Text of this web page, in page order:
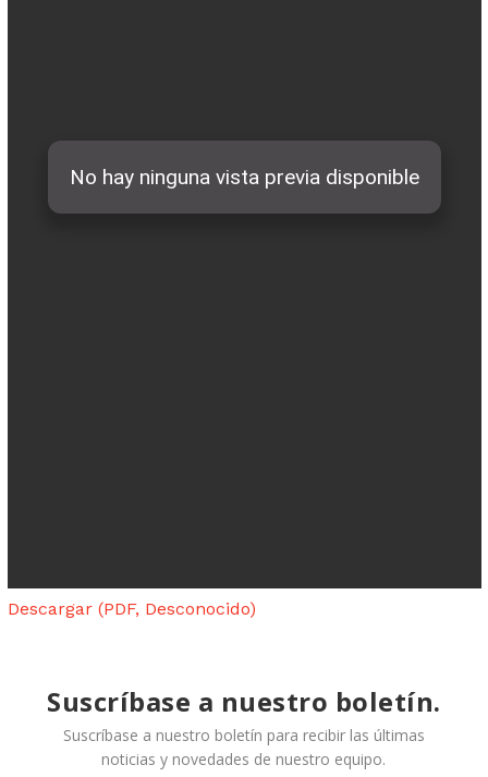
Descargar (PDF, Desconocido)
Suscríbase a nuestro boletín.
Suscríbase a nuestro boletín para recibir las últimas
noticias y novedades de nuestro equipo.